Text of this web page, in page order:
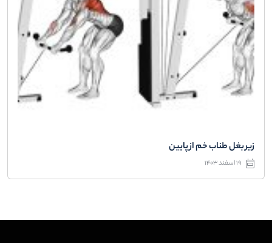
زیر بغل طناب خم از پایین
19 اسفند 1403